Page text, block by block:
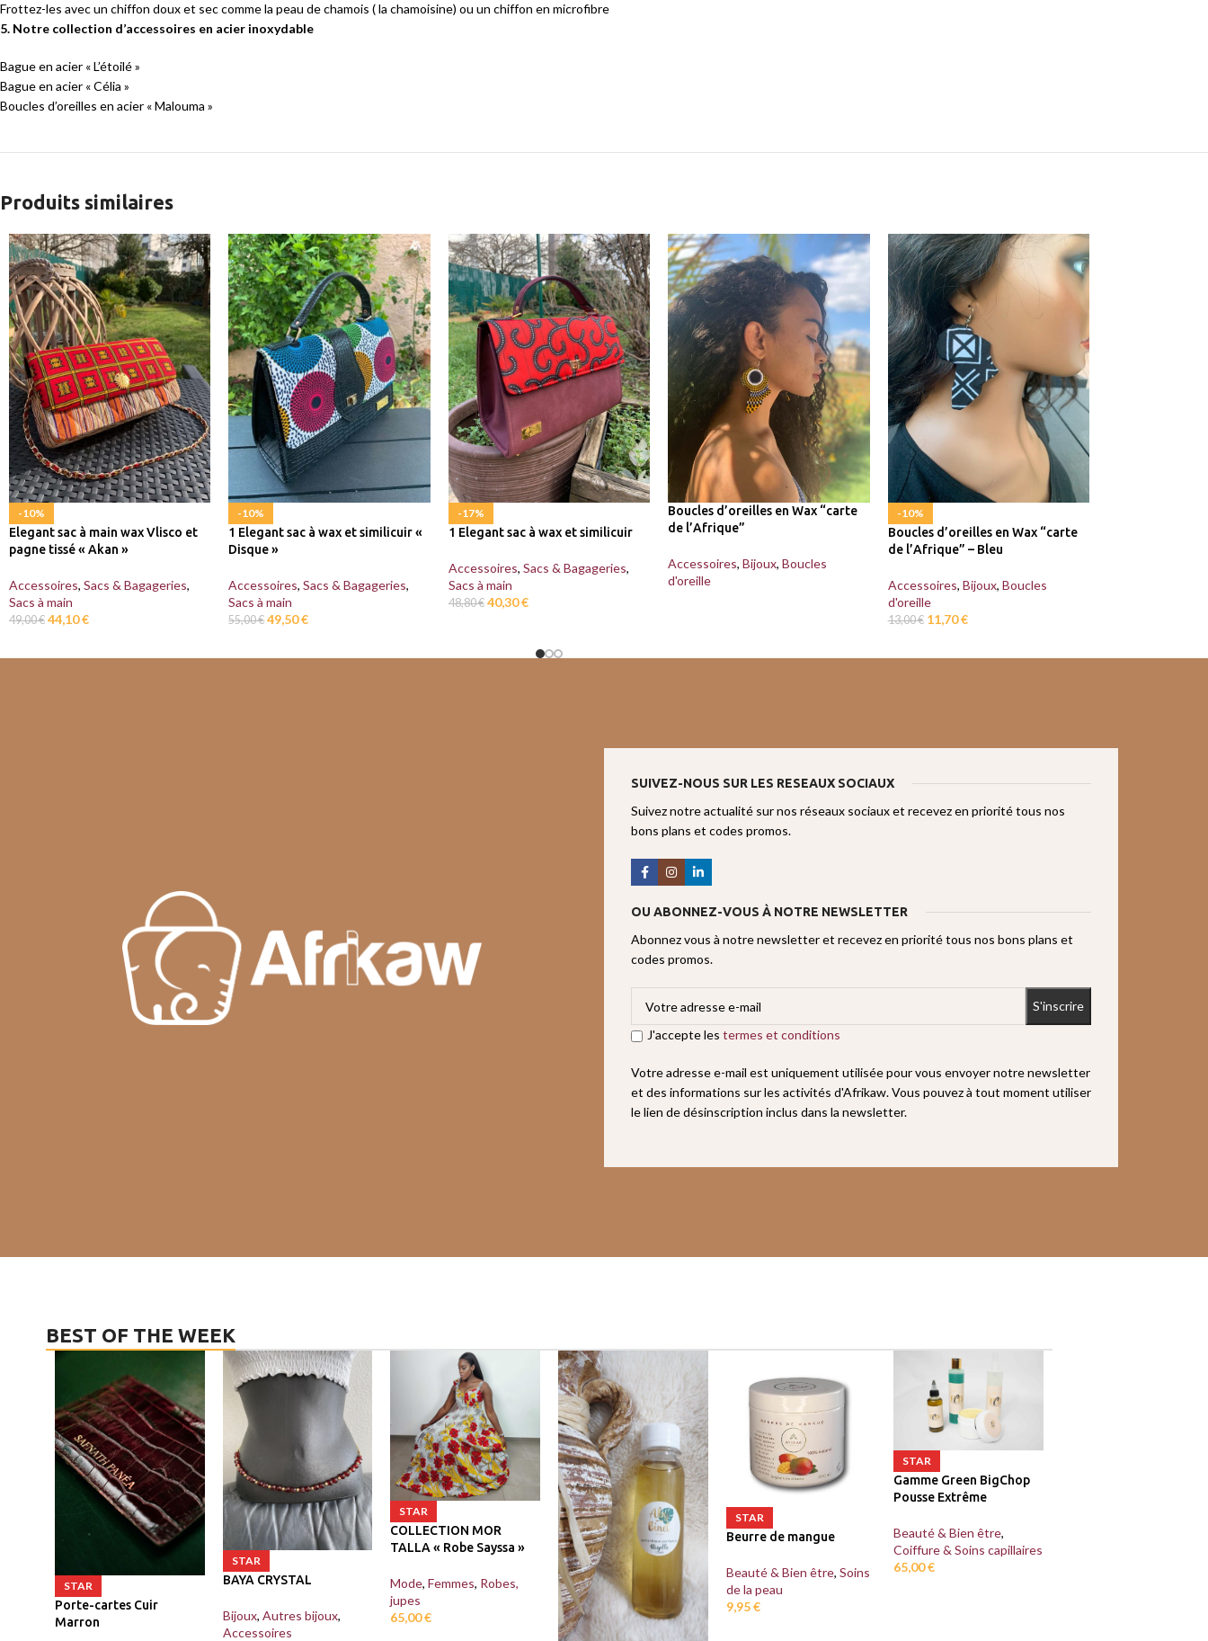
Frottez-les avec un chiffon doux et sec comme la peau de chamois ( la chamoisine) ou un chiffon en microfibre
5. Notre collection d’accessoires en acier inoxydable
Bague en acier « L’étoilé »
Bague en acier « Célia »
Boucles d’oreilles en acier « Malouma »
Produits similaires
-10%
Elegant sac à main wax Vlisco et
pagne tissé « Akan »
Accessoires, Sacs & Bagageries,
Sacs à main
49,00€ 44,10€
-10%
1 Elegant sac à wax et similicuir «
Disque »
Accessoires, Sacs & Bagageries,
Sacs à main
55,00€ 49,50€
-17%
1 Elegant sac à wax et similicuir
Accessoires, Sacs & Bagageries,
Sacs à main
48,80€ 40,30€
Boucles d’oreilles en Wax “carte
de l’Afrique”
Accessoires, Bijoux, Boucles
d'oreille
-10%
Boucles d’oreilles en Wax “carte
de l’Afrique” – Bleu
Accessoires, Bijoux, Boucles
d'oreille
13,00€ 11,70€
SUIVEZ-NOUS SUR LES RESEAUX SOCIAUX
Suivez notre actualité sur nos réseaux sociaux et recevez en priorité tous nos
bons plans et codes promos.
OU ABONNEZ-VOUS À NOTRE NEWSLETTER
Abonnez vous à notre newsletter et recevez en priorité tous nos bons plans et
codes promos.
J'accepte les termes et conditions
Votre adresse e-mail est uniquement utilisée pour vous envoyer notre newsletter
et des informations sur les activités d'Afrikaw. Vous pouvez à tout moment utiliser
le lien de désinscription inclus dans la newsletter.
BEST OF THE WEEK
STAR
Porte-cartes Cuir
Marron
STAR
BAYA CRYSTAL
Bijoux, Autres bijoux,
Accessoires
STAR
COLLECTION MOR
TALLA « Robe Sayssa »
Mode, Femmes, Robes,
jupes
65,00€
STAR
Beurre de mangue
Beauté & Bien être, Soins
de la peau
9,95€
STAR
Gamme Green BigChop
Pousse Extrême
Beauté & Bien être,
Coiffure & Soins capillaires
65,00€